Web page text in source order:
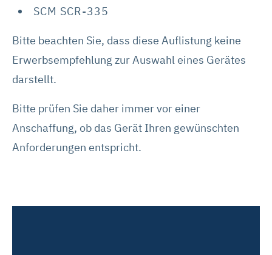
SCM SCR-335
Bitte beachten Sie, dass diese Auflistung keine
Erwerbsempfehlung zur Auswahl eines Gerätes
darstellt.
Bitte prüfen Sie daher immer vor einer
Anschaffung, ob das Gerät Ihren gewünschten
Anforderungen entspricht.